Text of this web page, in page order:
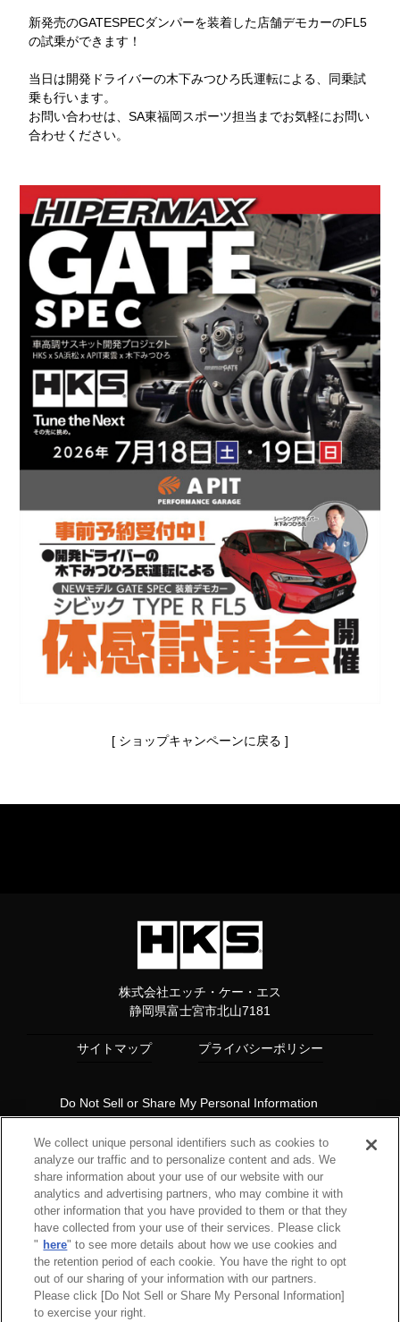
新発売のGATESPECダンパーを装着した店舗デモカーのFL5
の試乗ができます！
当日は開発ドライバーの木下みつひろ氏運転による、同乗試
乗も行います。
お問い合わせは、SA東福岡スポーツ担当までお気軽にお問い
合わせください。
[ ショップキャンペーンに戻る ]
株式会社エッチ・ケー・エス
静岡県富士宮市北山7181
サイトマップ プライバシーポリシー
Do Not Sell or Share My Personal Information
Copyright© 1997 HKS Co., Ltd. all rights reserved.
We collect unique personal identifiers such as cookies to
analyze our traffic and to personalize content and ads. We
share information about your use of our website with our
analytics and advertising partners, who may combine it with
other information that you have provided to them or that they
have collected from your use of their services. Please click
" here" to see more details about how we use cookies and
the retention period of each cookie. You have the right to opt
out of our sharing of your information with our partners.
Please click [Do Not Sell or Share My Personal Information]
to exercise your right.